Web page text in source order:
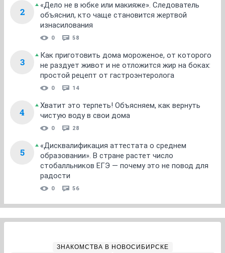
2
«Дело не в юбке или макияже». Следователь
объяснил, кто чаще становится жертвой
изнасилования
0 58
3
Как приготовить дома мороженое, от которого
не раздует живот и не отложится жир на боках:
простой рецепт от гастроэнтеролога
0 14
4
Хватит это терпеть! Объясняем, как вернуть
чистую воду в свои дома
0 28
5
«Дисквалификация аттестата о среднем
образовании». В стране растет число
стобалльников ЕГЭ — почему это не повод для
радости
0 56
ЗНАКОМСТВА В НОВОСИБИРСКЕ